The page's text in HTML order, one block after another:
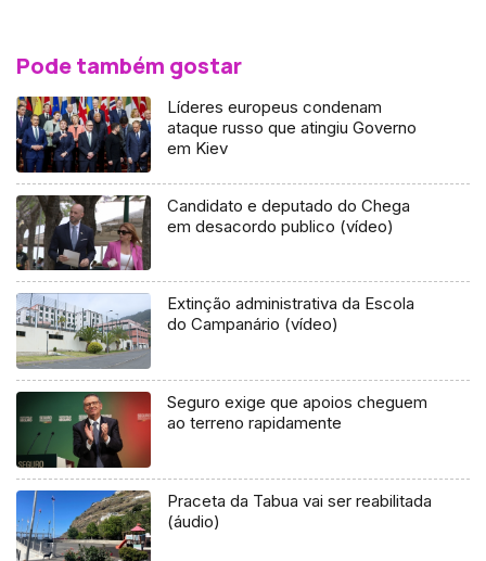
Pode também gostar
Líderes europeus condenam
ataque russo que atingiu Governo
em Kiev
Candidato e deputado do Chega
em desacordo publico (vídeo)
Extinção administrativa da Escola
do Campanário (vídeo)
Seguro exige que apoios cheguem
ao terreno rapidamente
Praceta da Tabua vai ser reabilitada
(áudio)